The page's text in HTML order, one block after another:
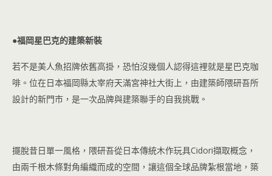
●福岡星巴克的建築新裝
若不是美人魚招牌依舊高掛，恐怕沒幾個人認得這裡就是星巴克咖
啡。位在日本福岡縣太宰府天滿宮神社大街上，由建築師隈研吾所
設計的新門市，是一次品牌與建築聯手的自我挑戰。
擺脫昔日單一風格，隈研吾從日本傳統木作玩具Cidori擷取概念，
由兩千根木條對角編織而成的空間，讓這個全球品牌紮根當地，築